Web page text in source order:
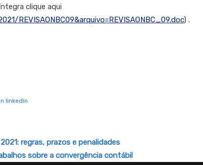
clique aqui
REVISAONBC09&arquivo=REVISAONBC_09.doc) .
regras, prazos e penalidades
sobre a convergência contábil